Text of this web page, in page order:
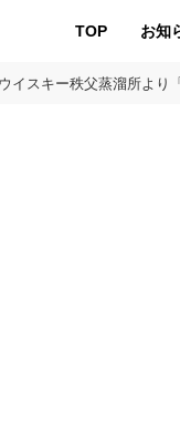
TOP お知
イスキー秩父蒸溜所よ